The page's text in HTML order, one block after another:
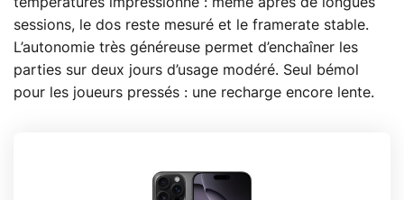
sessions, le dos reste mesuré et le framerate stable.
L’autonomie très généreuse permet d’enchaîner les
parties sur deux jours d’usage modéré. Seul bémol
pour les joueurs pressés : une recharge encore lente.